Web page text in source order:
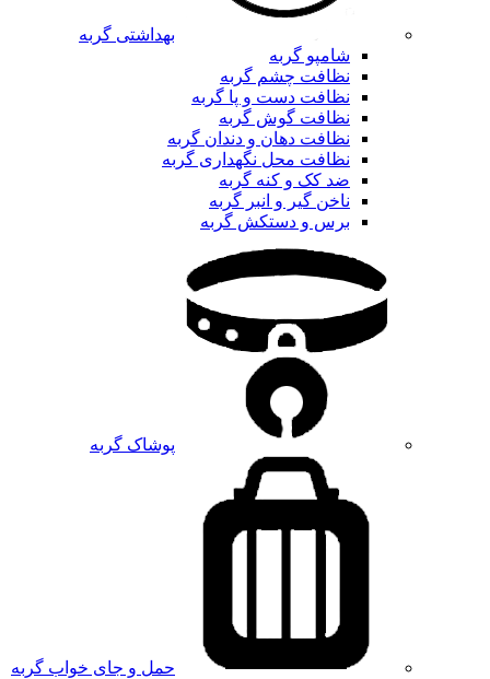
بهداشتی گربه
شامپو گربه
نظافت چشم گربه
نظافت دست و پا گربه
نظافت گوش گربه
نظافت دهان و دندان گربه
نظافت محل نگهداری گربه
ضد کک و کنه گربه
ناخن گیر و انبر گربه
برس و دستکش گربه
پوشاک گربه
حمل و جای خواب گربه